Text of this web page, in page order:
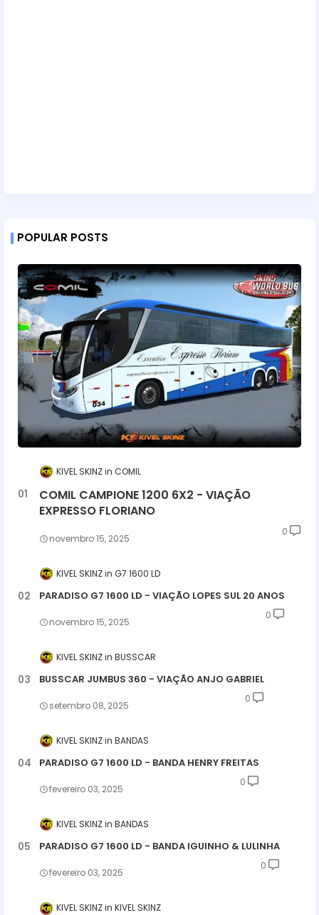
POPULAR POSTS
KIVEL SKINZ COMIL
COMIL CAMPIONE 1200 6X2 - VIAÇÃO
EXPRESSO FLORIANO
novembro 15, 2025
0
KIVEL SKINZ G7 1600 LD
PARADISO G7 1600 LD - VIAÇÃO LOPES SUL 20 ANOS
novembro 15, 2025
0
KIVEL SKINZ BUSSCAR
BUSSCAR JUMBUS 360 - VIAÇÃO ANJO GABRIEL
setembro 08, 2025
0
KIVEL SKINZ BANDAS
PARADISO G7 1600 LD - BANDA HENRY FREITAS
fevereiro 03, 2025
0
KIVEL SKINZ BANDAS
PARADISO G7 1600 LD - BANDA IGUINHO & LULINHA
fevereiro 03, 2025
0
KIVEL SKINZ KIVEL SKINZ